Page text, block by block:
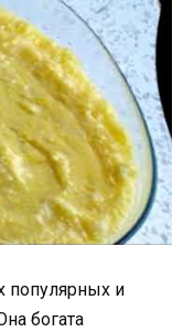
популярных и
богата